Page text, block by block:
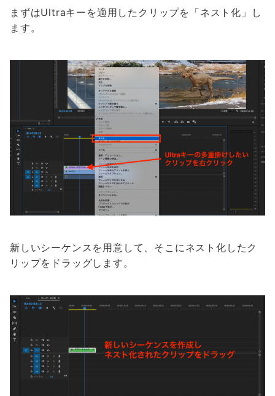
まずはUltraキーを適用したクリップを「ネスト化」し
ます。
新しいシーケンスを用意して、そこにネスト化したク
リップをドラッグします。